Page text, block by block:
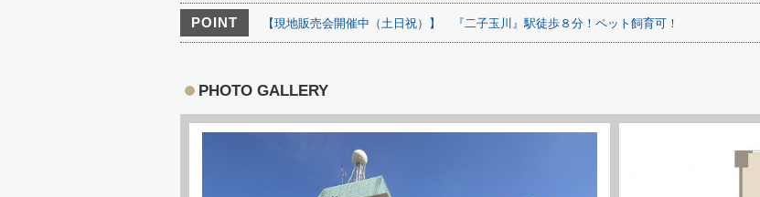
POINT 【現地販売会開催中（土日祝）】 『二子玉川』駅徒歩８分！ペット飼育可！
PHOTO GALLERY